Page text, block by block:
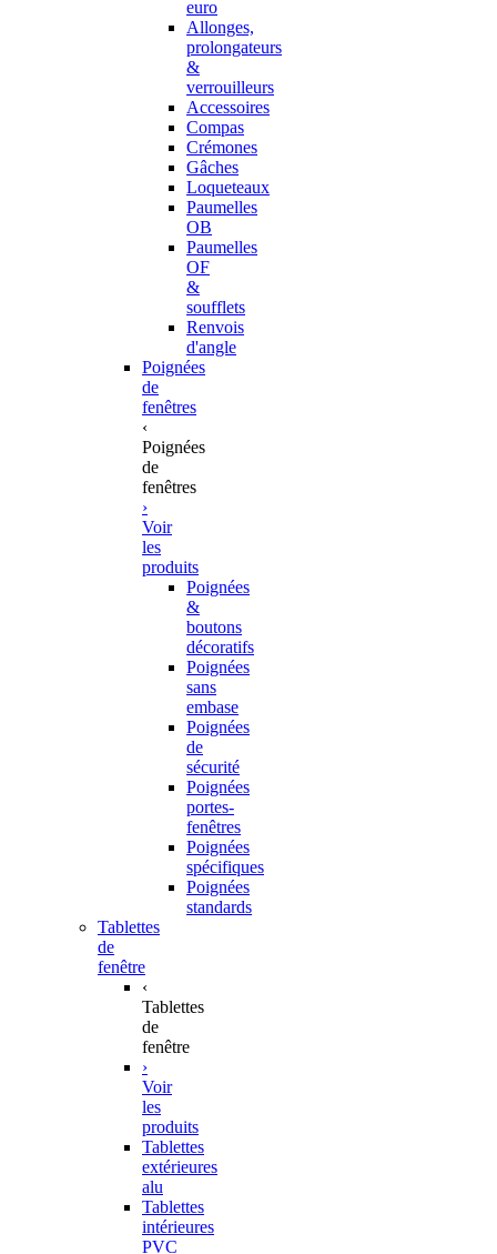
euro
Allonges,
prolongateurs
&
verrouilleurs
Accessoires
Compas
Crémones
Gâches
Loqueteaux
Paumelles
OB
Paumelles
OF
&
soufflets
Renvois
d'angle
Poignées
de
fenêtres
‹
Poignées
de
fenêtres
›
Voir
les
produits
Poignées
&
boutons
décoratifs
Poignées
sans
embase
Poignées
de
sécurité
Poignées
portes-
fenêtres
Poignées
spécifiques
Poignées
standards
Tablettes
de
fenêtre
‹
Tablettes
de
fenêtre
›
Voir
les
produits
Tablettes
extérieures
alu
Tablettes
intérieures
PVC